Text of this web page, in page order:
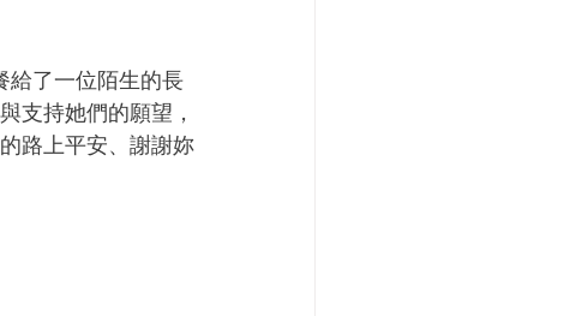
給了一位陌生的長
支持她們的願望，
路上平安、謝謝妳